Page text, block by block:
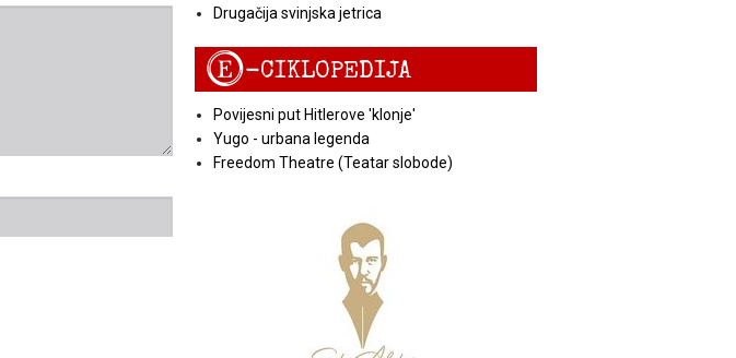
Drugačija svinjska jetrica
E-CIKLOPEDIJA
Povijesni put Hitlerove 'klonje'
Yugo - urbana legenda
Freedom Theatre (Teatar slobode)